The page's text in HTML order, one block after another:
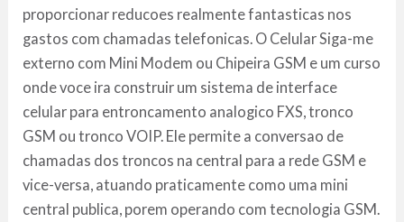
proporcionar reducoes realmente fantasticas nos
gastos com chamadas telefonicas. O Celular Siga-me
externo com Mini Modem ou Chipeira GSM e um curso
onde voce ira construir um sistema de interface
celular para entroncamento analogico FXS, tronco
GSM ou tronco VOIP. Ele permite a conversao de
chamadas dos troncos na central para a rede GSM e
vice-versa, atuando praticamente como uma mini
central publica, porem operando com tecnologia GSM.